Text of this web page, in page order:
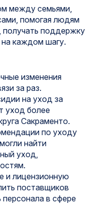
между семьями,
помогая людям
получать поддержку
на каждом шагу.
изменения
за раз.
на уход за
уход более
Сакраменто.
по уходу
найти
уход,
и лицензионную
поставщиков
персонала в сфере